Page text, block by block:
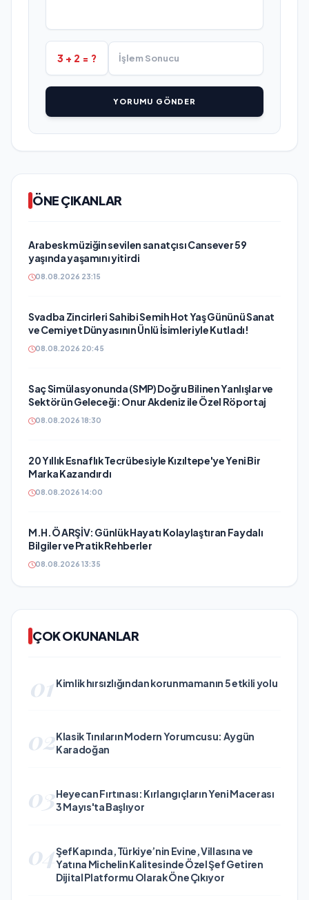
3 + 2 = ?
YORUMU GÖNDER
ÖNE ÇIKANLAR
Arabesk müziğin sevilen sanatçısı Cansever 59
yaşında yaşamını yitirdi
08.08.2026 23:15
Svadba Zincirleri Sahibi Semih Hot Yaş Gününü Sanat
ve Cemiyet Dünyasının Ünlü İsimleriyle Kutladı!
08.08.2026 20:45
Saç Simülasyonunda (SMP) Doğru Bilinen Yanlışlar ve
Sektörün Geleceği: Onur Akdeniz ile Özel Röportaj
08.08.2026 18:30
20 Yıllık Esnaflık Tecrübesiyle Kızıltepe'ye Yeni Bir
Marka Kazandırdı
08.08.2026 14:00
M.H.Ö ARŞİV: Günlük Hayatı Kolaylaştıran Faydalı
Bilgiler ve Pratik Rehberler
08.08.2026 13:35
ÇOK OKUNANLAR
01 Kimlik hırsızlığından korunmamanın 5 etkili yolu
02Klasik Tınıların Modern Yorumcusu: Aygün
Karadoğan
03Heyecan Fırtınası: Kırlangıçların Yeni Macerası
3 Mayıs'ta Başlıyor
04ŞefKapında, Türkiye’nin Evine, Villasına ve
Yatına Michelin Kalitesinde Özel Şef Getiren
Dijital Platformu Olarak Öne Çıkıyor